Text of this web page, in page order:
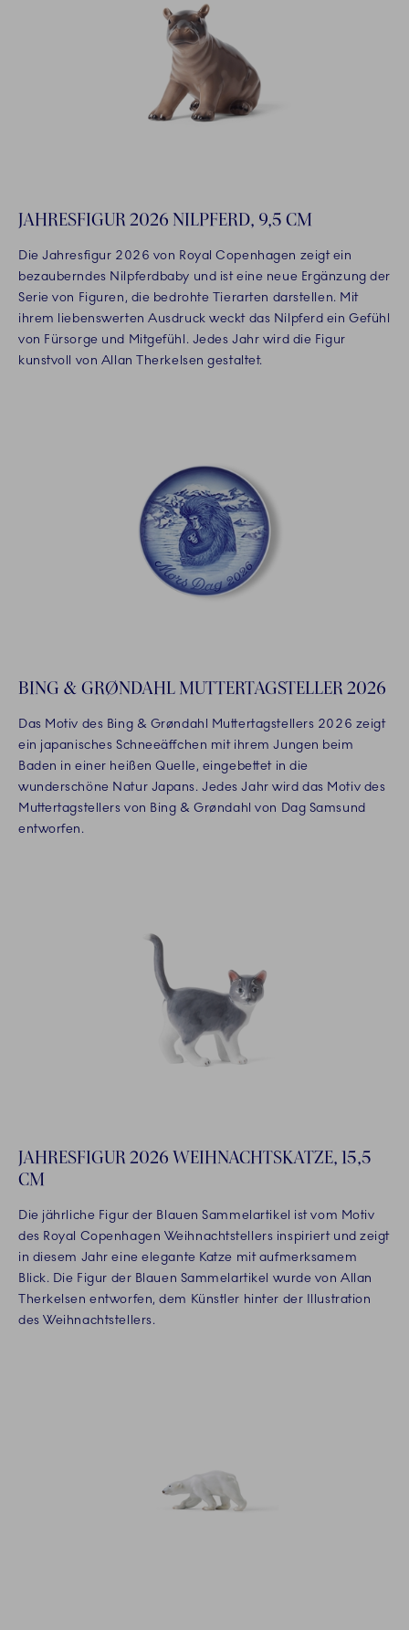
JAHRESFIGUR 2026 NILPFERD, 9,5 CM
Die Jahresfigur 2026 von Royal Copenhagen zeigt ein
bezauberndes Nilpferdbaby und ist eine neue Ergänzung der
Serie von Figuren, die bedrohte Tierarten darstellen. Mit
ihrem liebenswerten Ausdruck weckt das Nilpferd ein Gefühl
von Fürsorge und Mitgefühl. Jedes Jahr wird die Figur
kunstvoll von Allan Therkelsen gestaltet.
BING & GRØNDAHL MUTTERTAGSTELLER 2026
Das Motiv des Bing & Grøndahl Muttertagstellers 2026 zeigt
ein japanisches Schneeäffchen mit ihrem Jungen beim
Baden in einer heißen Quelle, eingebettet in die
wunderschöne Natur Japans. Jedes Jahr wird das Motiv des
Muttertagstellers von Bing & Grøndahl von Dag Samsund
entworfen.
JAHRESFIGUR 2026 WEIHNACHTSKATZE, 15,5
CM
Die jährliche Figur der Blauen Sammelartikel ist vom Motiv
des Royal Copenhagen Weihnachtstellers inspiriert und zeigt
in diesem Jahr eine elegante Katze mit aufmerksamem
Blick. Die Figur der Blauen Sammelartikel wurde von Allan
Therkelsen entworfen, dem Künstler hinter der Illustration
des Weihnachtstellers.